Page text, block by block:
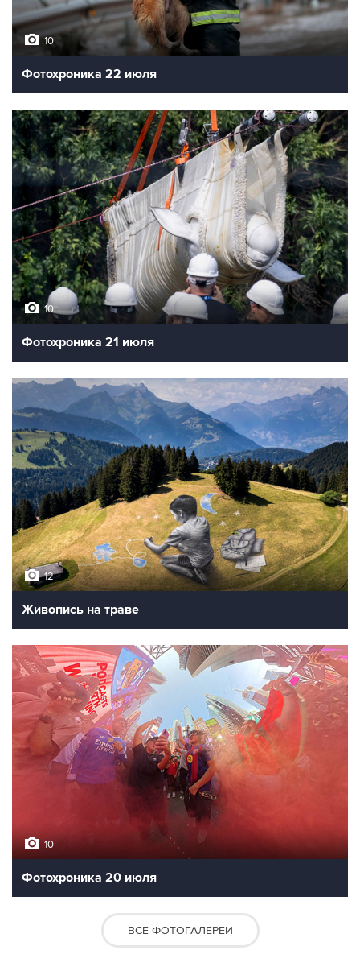
10
Фотохроника 22 июля
10
Фотохроника 21 июля
12
Живопись на траве
10
Фотохроника 20 июля
ВСЕ ФОТОГАЛЕРЕИ